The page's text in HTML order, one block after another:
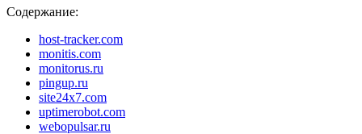
Содержание:
host-tracker.com
monitis.com
monitorus.ru
pingup.ru
site24x7.com
uptimerobot.com
webopulsar.ru